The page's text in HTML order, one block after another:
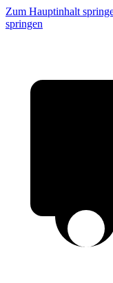
Zum Hauptinhalt
springen